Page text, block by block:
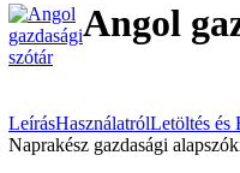
Angol
LeírásHasználatrólLetöltés és
Naprakész gazdasági